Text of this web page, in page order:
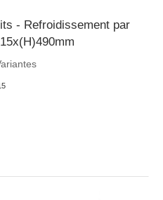
- Refroidissement par